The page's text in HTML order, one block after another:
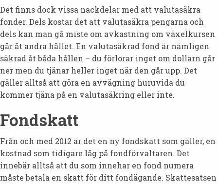
Det finns dock vissa nackdelar med att valutasäkra
fonder. Dels kostar det att valutasäkra pengarna och
dels kan man gå miste om avkastning om växelkursen
går åt andra hållet. En valutasäkrad fond är nämligen
säkrad åt båda hållen – du förlorar inget om dollarn går
ner men du tjänar heller inget när den går upp. Det
gäller alltså att göra en avvägning huruvida du
kommer tjäna på en valutasäkring eller inte.
Fondskatt
Från och med 2012 är det en ny fondskatt som gäller, en
kostnad som tidigare låg på fondförvaltaren. Det
innebär alltså att du som innehar en fond numera
måste betala en skatt för ditt fondägande. Skattesatsen